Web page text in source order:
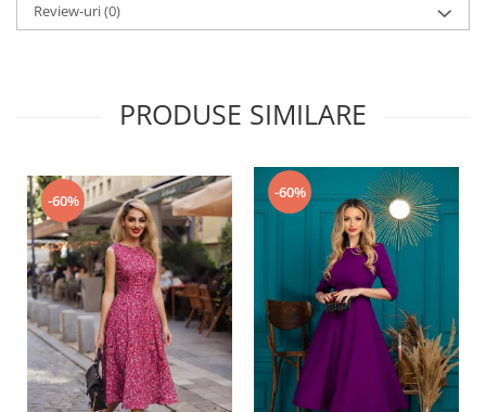
Review-uri(0)
PRODUSE SIMILARE
-60% -60%